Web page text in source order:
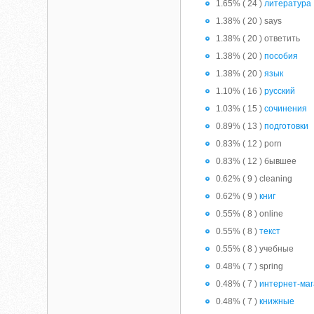
1.65% ( 24 )литература
1.38% ( 20 ) says
1.38% ( 20 ) ответить
1.38% ( 20 )пособия
1.38% ( 20 )язык
1.10% ( 16 )русский
1.03% ( 15 )сочинения
0.89% ( 13 )подготовки
0.83% ( 12 ) porn
0.83% ( 12 ) бывшее
0.62% ( 9 ) cleaning
0.62% ( 9 )книг
0.55% ( 8 ) online
0.55% ( 8 )текст
0.55% ( 8 ) учебные
0.48% ( 7 ) spring
0.48% ( 7 )интернет-
0.48% ( 7 )книжные